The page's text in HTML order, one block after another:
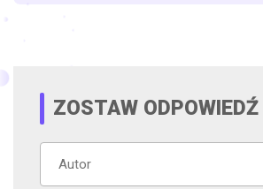
ZOSTAW ODPOWIEDŹ